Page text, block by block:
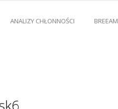
ANALIZY CHŁONNOŚCI BREEAM